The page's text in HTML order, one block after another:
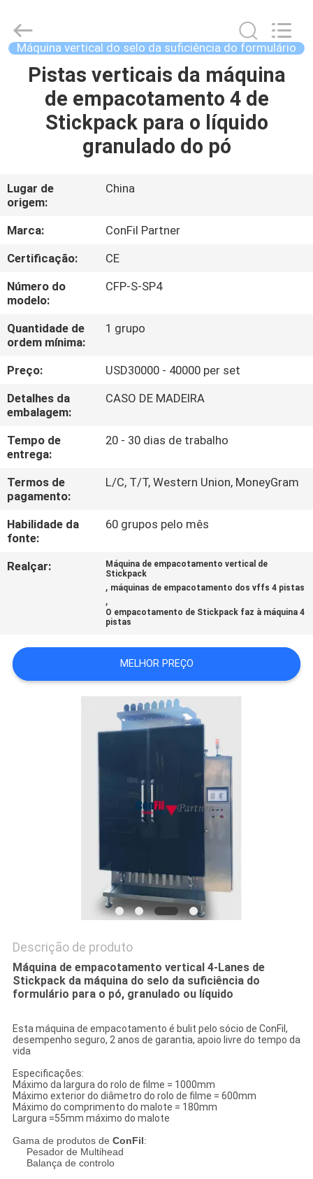
CASA
PRODUTOS
SOBRE
NÓS
EXCURSÃO
DA
FÁBRICA
CONTROLE
DA
QUALIDADE
PEÇA
UMAS
CITAÇÕES
DO
PRIVACY
POLICY
ConFil
System.
All
Máquina vertical do selo da suficiência do formulário
Pistas verticais da máquina
de empacotamento 4 de
Stickpack para o líquido
granulado do pó
Lugar de
origem:
China
Marca:
ConFil Partner
Certificação:
CE
Número do
modelo:
CFP-S-SP4
Quantidade de
ordem mínima:
1 grupo
Preço:
USD30000 - 40000 per set
Detalhes da
embalagem:
CASO DE MADEIRA
Tempo de
entrega:
20 - 30 dias de trabalho
Termos de
pagamento:
L/C, T/T, Western Union, MoneyGram
Habilidade da
fonte:
60 grupos pelo mês
Realçar:
Máquina de empacotamento vertical de
Stickpack
, máquinas de empacotamento dos vffs 4 pistas
,
O empacotamento de Stickpack faz à máquina 4
pistas
MELHOR PREÇO
Descrição de produto
Máquina de empacotamento vertical 4-Lanes de
Stickpack da máquina do selo da suficiência do
formulário para o pó, granulado ou líquido
Esta máquina de empacotamento é bulit pelo sócio de ConFil,
desempenho seguro, 2 anos de garantia, apoio livre do tempo da
vida
Especificações:
Máximo da largura do rolo de filme = 1000mm
Máximo exterior do diâmetro do rolo de filme = 600mm
Máximo do comprimento do malote = 180mm
Largura =55mm máximo do malote
Gama de produtos de ConFil:
Pesador de Multihead
Balança de controlo